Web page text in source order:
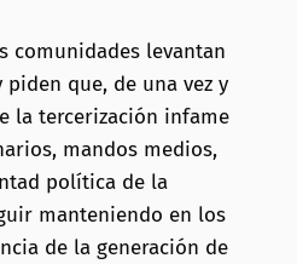
comunidades levantan
piden que, de una vez y
la tercerización infame
mandos medios,
política de la
manteniendo en los
de la generación de